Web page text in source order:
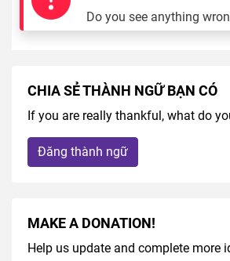
Do you see anything
CHIA SẺ THÀNH NGỮ BẠN CÓ
If you are really thankful, what do
Đăng thành ngữ
MAKE A DONATION!
Help us update and complete more